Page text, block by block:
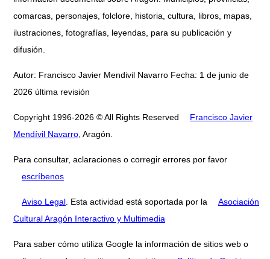
comarcas, personajes, folclore, historia, cultura, libros, mapas,
ilustraciones, fotografías, leyendas, para su publicación y
difusión.
Autor: Francisco Javier Mendivil Navarro Fecha: 1 de junio de
2026 última revisión
Copyright 1996-2026 © All Rights Reserved
Francisco Javier
Mendívil Navarro , Aragón.
Para consultar, aclaraciones o corregir errores por favor
escríbenos
Aviso Legal . Esta actividad está soportada por la
Asociación
Cultural Aragón Interactivo y Multimedia
Para saber cómo utiliza Google la información de sitios web o